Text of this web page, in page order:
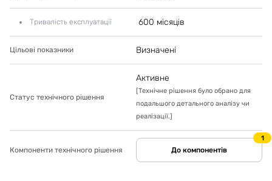
Тривалість експлуатації 600 місяців
Цільові показники Визначені
Статус технічного рішення
Активне
[Технічне рішення було обрано для
подальшого детального аналізу чи
реалізації.]
Компоненти технічного рішення До компонентів
1